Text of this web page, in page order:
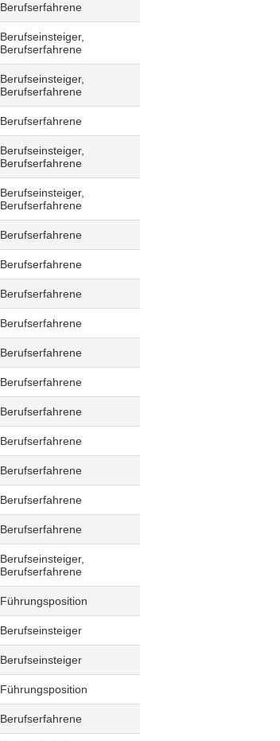
Berufserfahrene
Berufseinsteiger,
Berufserfahrene
Berufseinsteiger,
Berufserfahrene
Berufserfahrene
Berufseinsteiger,
Berufserfahrene
Berufseinsteiger,
Berufserfahrene
Berufserfahrene
Berufserfahrene
Berufserfahrene
Berufserfahrene
Berufserfahrene
Berufserfahrene
Berufserfahrene
Berufserfahrene
Berufserfahrene
Berufserfahrene
Berufserfahrene
Berufseinsteiger,
Berufserfahrene
Führungsposition
Berufseinsteiger
Berufseinsteiger
Führungsposition
Berufserfahrene